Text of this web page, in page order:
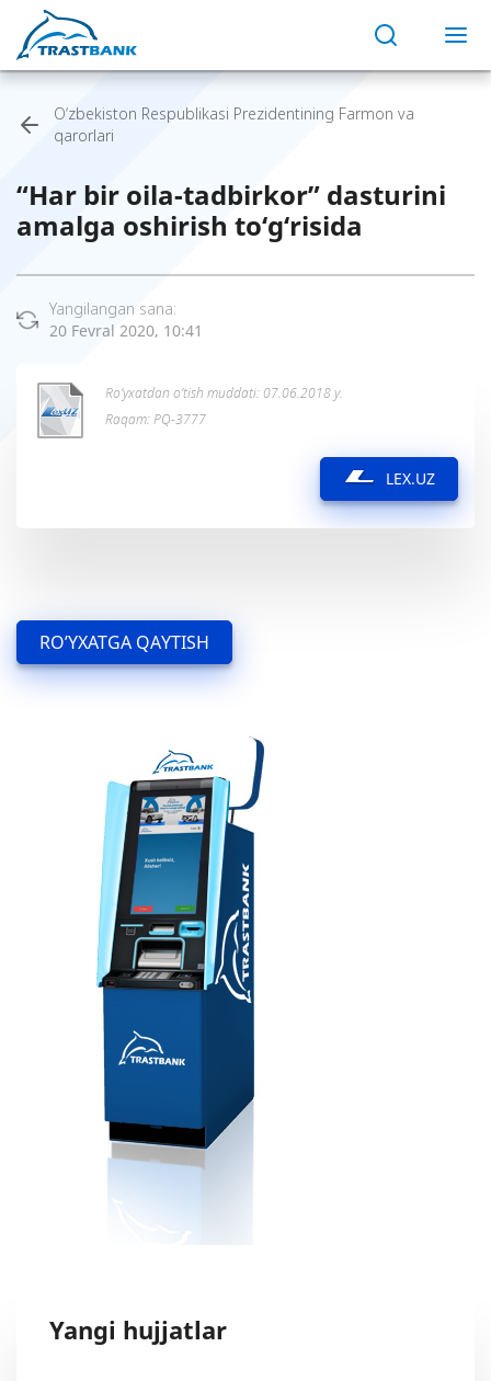
O‘zbekiston Respublikasi Prezidentining Farmon va
qarorlari
“Har bir oila-tadbirkor” dasturini
amalga oshirish to‘g‘risida
Yangilangan sana:
20 Fevral 2020, 10:41
Ro’yxatdan o’tish muddati: 07.06.2018 y.
Raqam: PQ-3777
LEX.UZ
RO’YXATGA QAYTISH
Yangi hujjatlar